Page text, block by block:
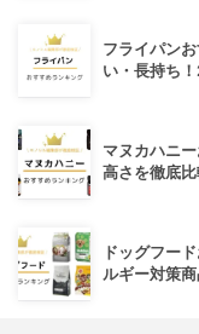
フライパン
い・長持ち
マヌカハニ
高さを徹底
ドッグフー
ルギー対策